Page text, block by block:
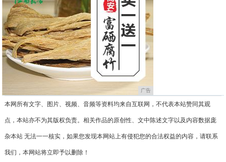
广告
本网所有文字、图片、视频、音频等资料均来自互联网，不代表本站赞同其观
点，本站亦不为其版权负责。相关作品的原创性、文中陈述文字以及内容数据庞
杂本站 无法一一核实，如果您发现本网站上有侵犯您的合法权益的内容，请联系
我们，本网站将立即予以删除！